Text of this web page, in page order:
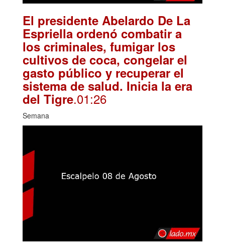
El presidente Abelardo De La
Espriella ordenó combatir a
los criminales, fumigar los
cultivos de coca, congelar el
gasto público y recuperar el
sistema de salud. Inicia la era
del Tigre.01:26
Semana